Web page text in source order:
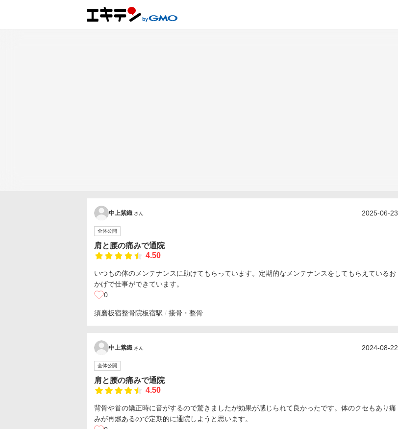
中上紫織 さん 2025-06-23
全体公開
肩と腰の痛みで通院
4.50
いつもの体のメンテナンスに助けてもらっています。定期的なメンテナンスをしてもらえているお
かげで仕事ができています。
0
須磨板宿整骨院板宿駅 接骨・整骨
中上紫織 さん 2024-08-22
全体公開
肩と腰の痛みで通院
4.50
背骨や首の矯正時に音がするので驚きましたが効果が感じられて良かったです。体のクセもあり痛
みが再燃あるので定期的に通院しようと思います。